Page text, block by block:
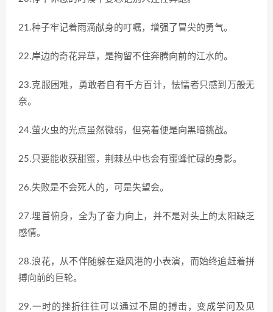
21.种子牢记着雨滴献身的叮嘱，增强了冒尖的勇气。
22.岸边的奇花异草，是拘留不住奔腾向前的江水的。
23.克服困难，勇敢者自有千方百计，怯懦者只感到万般无
奈。
24.萤火虫的光点虽然微弱，但亮着便是向黑暗挑战。
25.只要能收获甜蜜，荆棘丛中也会有蜜蜂忙碌的身影。
26.失败是不会死人的，可是失望会。
27.埋首俯身，全为了奋力向上，并不是对头上的太阳缺乏
感情。
28.浪花，从不伴随躲在避风港的小表演，而始终追赶着拼
搏向前的巨轮。
29.一时的挫折往往可以通过不屈的搏击，变成学问及见